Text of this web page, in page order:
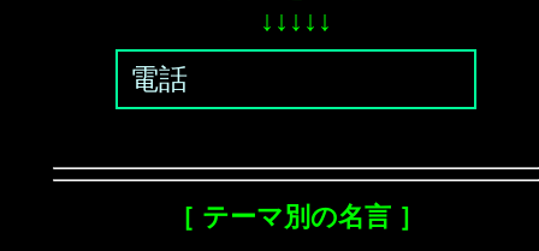
↓↓↓↓↓
電話
［ テーマ別の名言 ］